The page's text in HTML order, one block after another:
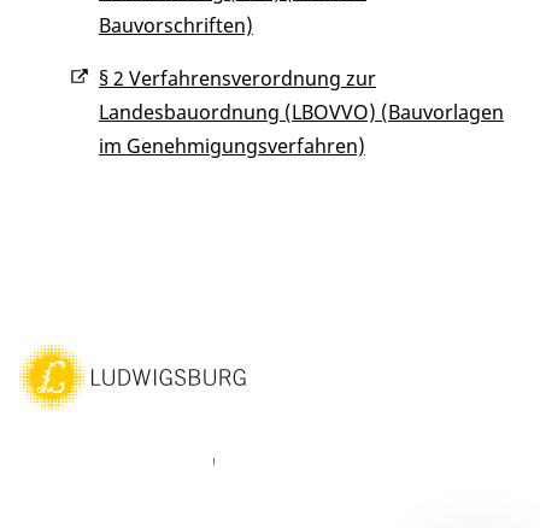
Bauvorschriften)
§ 2 Verfahrensverordnung zur
Landesbauordnung (LBOVVO) (Bauvorlagen
im Genehmigungsverfahren)
LinkedIn